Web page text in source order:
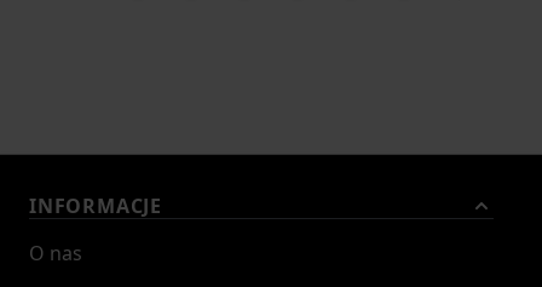
INFORMACJE
O nas